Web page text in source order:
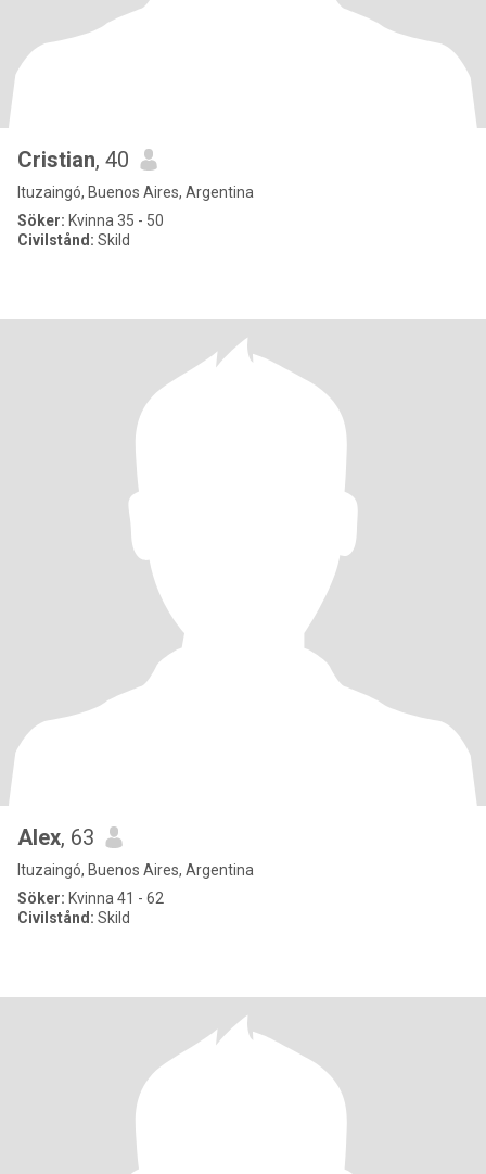
Cristian, 40
Ituzaingó, Buenos Aires, Argentina
Söker: Kvinna 35 - 50
Civilstånd: Skild
Alex, 63
Ituzaingó, Buenos Aires, Argentina
Söker: Kvinna 41 - 62
Civilstånd: Skild